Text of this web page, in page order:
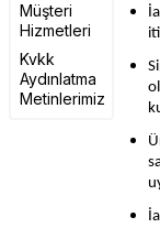
Müşteri
Hizmetleri
Kvkk
Aydınlatma
Metinlerimiz